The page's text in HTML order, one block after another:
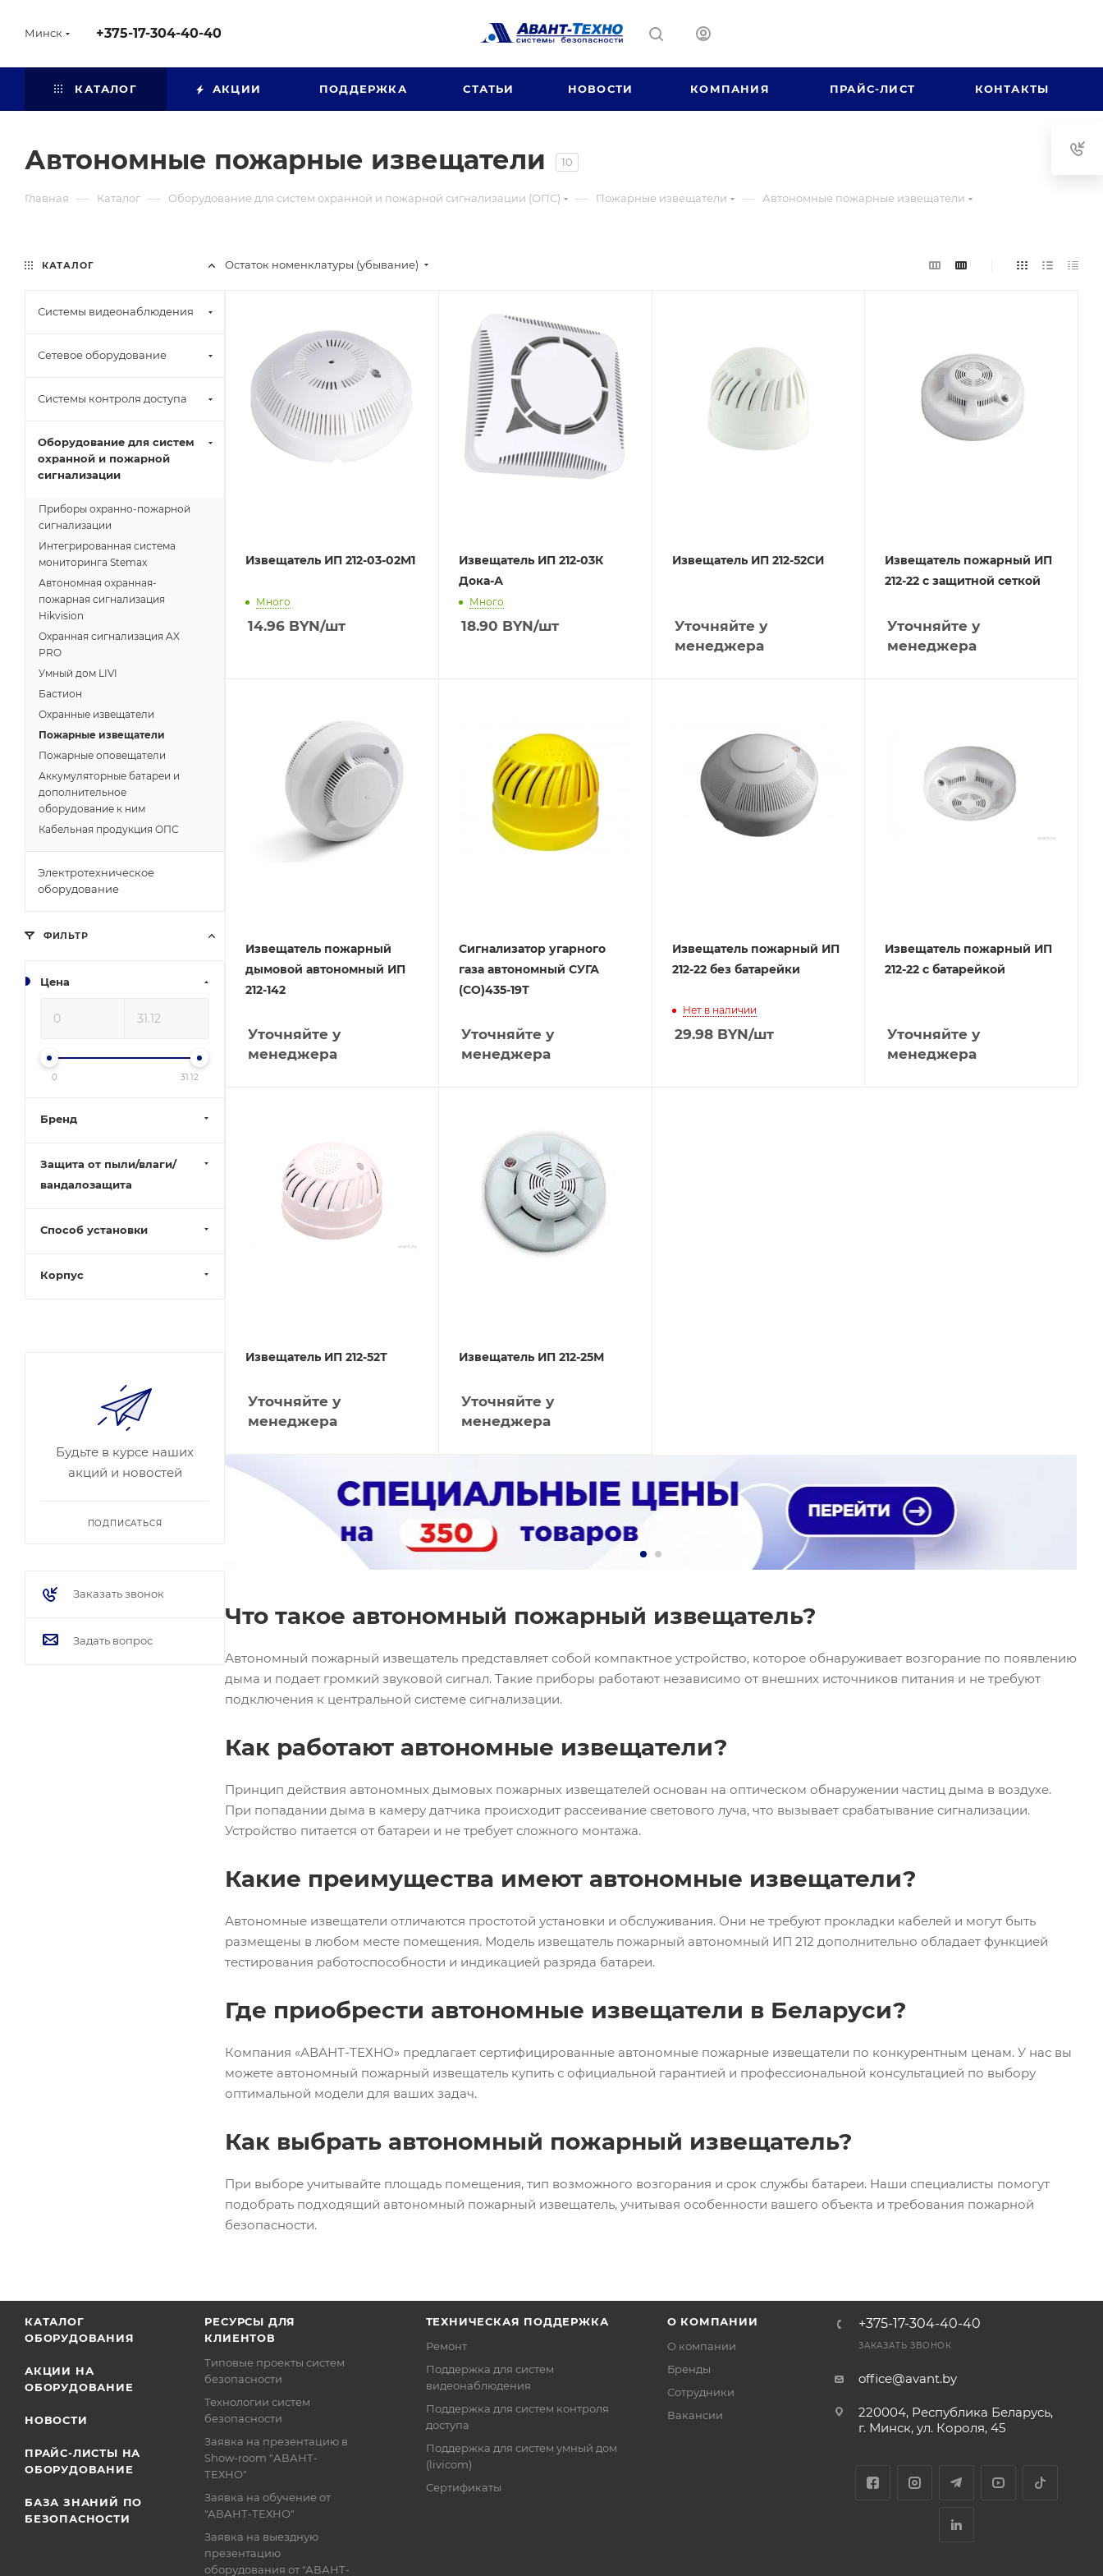
Минск +375-17-304-40-40
КАТАЛОГ АКЦИИ ПОДДЕРЖКА СТАТЬИ НОВОСТИ КОМПАНИЯ ПРАЙС-ЛИСТ КОНТАКТЫ
Автономные пожарные извещатели 10
Главная — Каталог — Оборудование для систем охранной и пожарной сигнализации (ОПС) — Пожарные извещатели — Автономные пожарные извещатели
Остаток номенклатуры (убывание)
Извещатель ИП 212-03-02М1
Много
14.96 BYN/шт
Извещатель ИП 212-03К
Дока-А
Много
18.90 BYN/шт
Извещатель ИП 212-52СИ
Уточняйте у
менеджера
Извещатель пожарный ИП
212-22 с защитной сеткой
Уточняйте у
менеджера
Извещатель пожарный
дымовой автономный ИП
212-142
Уточняйте у
менеджера
Сигнализатор угарного
газа автономный СУГА
(СО)435-19Т
Уточняйте у
менеджера
Извещатель пожарный ИП
212-22 без батарейки
Нет в наличии
29.98BYN/шт
Извещатель пожарный ИП
212-22 с батарейкой
Уточняйте у
менеджера
Извещатель ИП 212-52Т
Уточняйте у
менеджера
Извещатель ИП 212-25М
Уточняйте у
менеджера
Что такое автономный пожарный извещатель?
Автономный пожарный извещатель представляет собой компактное устройство, которое обнаруживает возгорание по появлению
дыма и подает громкий звуковой сигнал. Такие приборы работают независимо от внешних источников питания и не требуют
подключения к центральной системе сигнализации.
Как работают автономные извещатели?
Принцип действия автономных дымовых пожарных извещателей основан на оптическом обнаружении частиц дыма в воздухе.
При попадании дыма в камеру датчика происходит рассеивание светового луча, что вызывает срабатывание сигнализации.
Устройство питается от батареи и не требует сложного монтажа.
Какие преимущества имеют автономные извещатели?
Автономные извещатели отличаются простотой установки и обслуживания. Они не требуют прокладки кабелей и могут быть
размещены в любом месте помещения. Модель извещатель пожарный автономный ИП 212 дополнительно обладает функцией
тестирования работоспособности и индикацией разряда батареи.
Где приобрести автономные извещатели в Беларуси?
Компания «АВАНТ-ТЕХНО» предлагает сертифицированные автономные пожарные извещатели по конкурентным ценам. У нас вы
можете автономный пожарный извещатель купить с официальной гарантией и профессиональной консультацией по выбору
оптимальной модели для ваших задач.
Как выбрать автономный пожарный извещатель?
При выборе учитывайте площадь помещения, тип возможного возгорания и срок службы батареи. Наши специалисты помогут
подобрать подходящий автономный пожарный извещатель, учитывая особенности вашего объекта и требования пожарной
безопасности.
КАТАЛОГ
Системы видеонаблюдения
Сетевое оборудование
Системы контроля доступа
Оборудование для систем
охранной и пожарной
сигнализации
Приборы охранно-пожарной
сигнализации
Интегрированная система
мониторинга Stemax
Автономная охранная-
пожарная сигнализация
Hikvision
Охранная сигнализация AX
PRO
Умный дом LIVI
Бастион
Охранные извещатели
Пожарные извещатели
Пожарные оповещатели
Аккумуляторные батареи и
дополнительное
оборудование к ним
Кабельная продукция ОПС
Электротехническое
оборудование
ФИЛЬТР
Цена
0 31.12
Бренд
Защита от пыли/влаги/
вандалозащита
Способ установки
Корпус
Будьте в курсе наших
акций и новостей
ПОДПИСАТЬСЯ
Заказать звонок
Задать вопрос
КАТАЛОГ
ОБОРУДОВАНИЯ
АКЦИИ НА
ОБОРУДОВАНИЕ
НОВОСТИ
ПРАЙС-ЛИСТЫ НА
ОБОРУДОВАНИЕ
БАЗА ЗНАНИЙ ПО
БЕЗОПАСНОСТИ
РЕСУРСЫ ДЛЯ
КЛИЕНТОВ
Типовые проекты систем
безопасности
Технологии систем
безопасности
Заявка на презентацию в
Show-room "АВАНТ-
ТЕХНО"
Заявка на обучение от
"АВАНТ-ТЕХНО"
Заявка на выездную
презентацию
оборудования от "АВАНТ-
ТЕХНИЧЕСКАЯ ПОДДЕРЖКА
Ремонт
Поддержка для систем
видеонаблюдения
Поддержка для систем контроля
доступа
Поддержка для систем умный дом
(livicom)
Сертификаты
О КОМПАНИИ
О компании
Бренды
Сотрудники
Вакансии
+375-17-304-40-40
ЗАКАЗАТЬ ЗВОНОК
office@avant.by
220004, Республика Беларусь,
г. Минск, ул. Короля, 45